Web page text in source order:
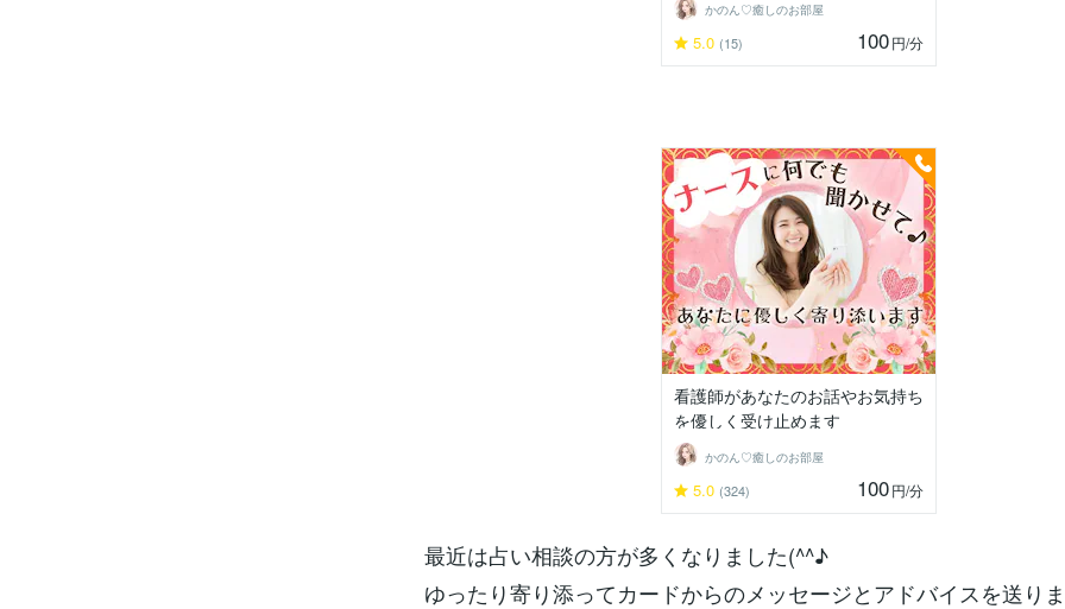
かのん♡癒しのお部屋
5.0 (15) 100円/分
看護師があなたのお話やお気持ち
を優しく受け止めます
かのん♡癒しのお部屋
5.0 (324) 100円/分
最近は占い相談の方が多くなりました(^^♪
ゆったり寄り添ってカードからのメッセージとアドバイスを送り